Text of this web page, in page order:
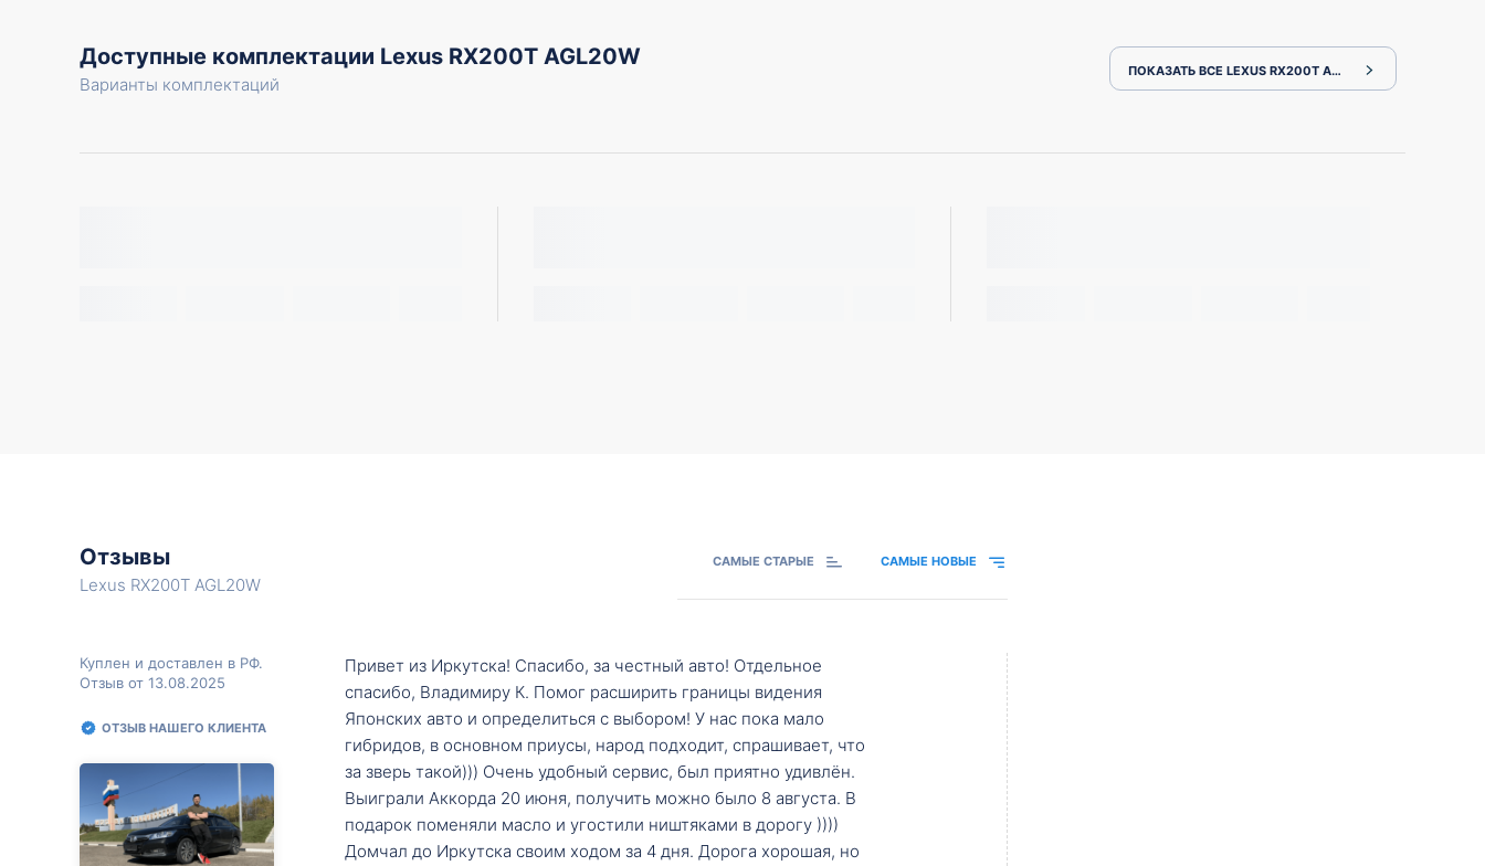
Доступные комплектации Lexus RX200T AGL20W
Варианты комплектаций
ПОКАЗАТЬ ВСЕ LEXUS RX200T AGL20W
Отзывы
Lexus RX200T AGL20W
САМЫЕ СТАРЫЕ САМЫЕ НОВЫЕ
Куплен и доставлен в РФ.
Отзыв от 13.08.2025
ОТЗЫВ НАШЕГО КЛИЕНТА
Привет из Иркутска! Спасибо, за честный авто! Отдельное
спасибо, Владимиру К. Помог расширить границы видения
Японских авто и определиться с выбором! У нас пока мало
гибридов, в основном приусы, народ подходит, спрашивает, что
за зверь такой))) Очень удобный сервис, был приятно удивлён.
Выиграли Аккорда 20 июня, получить можно было 8 августа. В
подарок поменяли масло и угостили ништяками в дорогу ))))
Домчал до Иркутска своим ходом за 4 дня. Дорога хорошая, но